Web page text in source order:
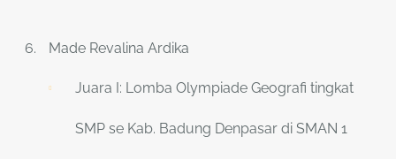
Made Revalina Ardika
Juara I: Lomba Olympiade Geografi tingkat
SMP se Kab. Badung Denpasar di SMAN 1